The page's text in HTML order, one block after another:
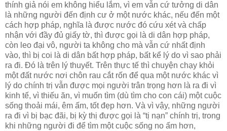
thính giả nói em không hiểu lắm, vì em vẫn cứ tưởng di dân
là những người đến định cư ở một nước khác, nếu đến một
cách hợp pháp, nghĩa là được nước đó cứu xét và chấp
nhận với đầy đủ giấy tờ, thì được gọi là di dân hợp pháp,
còn leo đại vô, người ta không cho mà vẫn cứ nhất định
vào, thì bị coi là di dân bất hợp pháp, bất kể lý do vì sao phải
ra đi. Đó là trên lý thuyết. Trên thực tế thì chuyện chạy khỏi
một đất nước nơi chôn rau cắt rốn để qua một nước khác vì
lý do chính trị vẫn được mọi người trân trọng hơn là ra đi vì
kinh tế, vì thiếu ăn, vì muốn tìm (dù tìm cho con cái) một cuộc
sống thoải mái, êm ấm, tốt đẹp hơn. Và vì vậy, những người
ra đi vì bị bạc đãi, bị kỳ thị được gọi là “tị nạn” chính trị, trong
khi những người đi để tìm một cuộc sống no ấm hơn,